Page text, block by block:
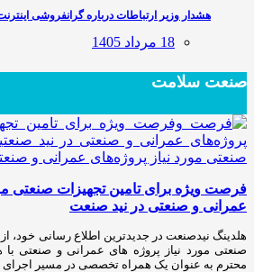
هشدار وزیر ارتباطات درباره گرانفروشی
18 مرداد 1405
صنعت سلامت
فرصت ویژه برای تامین تجهیزات صنعتی
عمرانی و صنعتی در نید صنعت
هلدینگ نیدصنعت در جدیدترین اطلاع رسانی خود،
صنعتی مورد نیاز پروژه های عمرانی و صنعتی
محترم به عنوان یک همراه تخصصی در مسیر اجرای